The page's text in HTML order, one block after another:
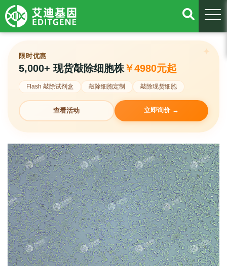
限时优惠
5,000+ 现货敲除细胞株￥4980元起
Flash 敲除试剂盒 敲除细胞定制 敲除现货细胞
查看活动 立即询价 →